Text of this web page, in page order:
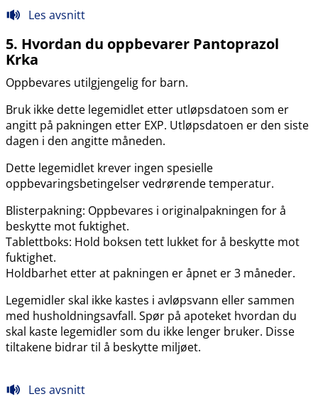
Les avsnitt
5. Hvordan du oppbevarer Pantoprazol
Krka
Oppbevares utilgjengelig for barn.
Bruk ikke dette legemidlet etter utløpsdatoen som er
angitt på pakningen etter EXP. Utløpsdatoen er den siste
dagen i den angitte måneden.
Dette legemidlet krever ingen spesielle
oppbevaringsbetingelser vedrørende temperatur.
Blisterpakning: Oppbevares i originalpakningen for å
beskytte mot fuktighet.
Tablettboks: Hold boksen tett lukket for å beskytte mot
fuktighet.
Holdbarhet etter at pakningen er åpnet er 3 måneder.
Legemidler skal ikke kastes i avløpsvann eller sammen
med husholdningsavfall. Spør på apoteket hvordan du
skal kaste legemidler som du ikke lenger bruker. Disse
tiltakene bidrar til å beskytte miljøet.
Les avsnitt